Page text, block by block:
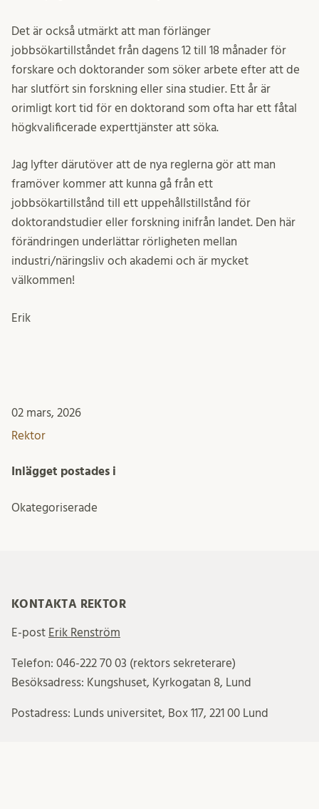
Det är också utmärkt att man förlänger
jobbsökartillståndet från dagens 12 till 18 månader för
forskare och doktorander som söker arbete efter att de
har slutfört sin forskning eller sina studier. Ett år är
orimligt kort tid för en doktorand som ofta har ett fåtal
högkvalificerade experttjänster att söka.
Jag lyfter därutöver att de nya reglerna gör att man
framöver kommer att kunna gå från ett
jobbsökartillstånd till ett uppehållstillstånd för
doktorandstudier eller forskning inifrån landet. Den här
förändringen underlättar rörligheten mellan
industri/näringsliv och akademi och är mycket
välkommen!
Erik
02 mars, 2026
Rektor
Inlägget postades i
Okategoriserade
KONTAKTA REKTOR
E-post Erik Renström
Telefon: 046-222 70 03 (rektors sekreterare)
Besöksadress: Kungshuset, Kyrkogatan 8, Lund
Postadress: Lunds universitet, Box 117, 221 00 Lund